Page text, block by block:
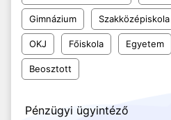
Gimnázium Szakközépiskola
OKJ Főiskola Egyetem
Beosztott
Pénzügyi ügyintéző